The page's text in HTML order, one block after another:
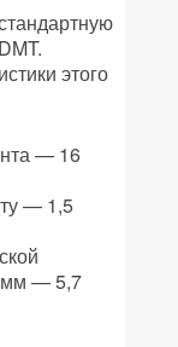
этого
— 16
— 1,5
мм — 5,7